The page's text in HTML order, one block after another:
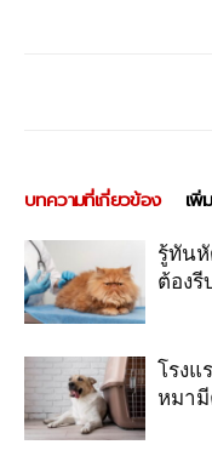
บทความที่เกี่ยวข้อง เพิ่
รู้ทัน
ต้อง
โรงแ
หมา